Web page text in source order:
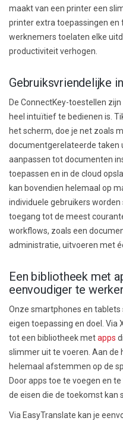
maakt van een printer een
printer extra toepassingen en
werknemers toelaten elke
productiviteit verhogen.
Gebruiksvriendelijke
De ConnectKey-toestellen
heel intuïtief te bedienen is.
het scherm, doe je net zoals
documentgerelateerde taken
aanpassen tot documenten
toepassen en in de cloud
kan bovendien helemaal op
individuele gebruikers worden
toegang tot de meest
workflows, zoals een
administratie, uitvoeren met
Een bibliotheek met
eenvoudiger te
Onze smartphones en tablets
eigen toepassing en doel. Via
tot een bibliotheek metapps
slimmer uit te voeren. Aan de
helemaal afstemmen op de
Door apps toe te voegen en
de eisen die de toekomst kan
Via EasyTranslate kan je